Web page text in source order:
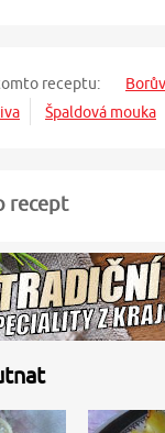
receptu:
Špaldová mouka
recept